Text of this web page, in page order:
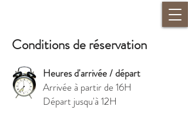
Conditions de réservation
Heures d'arrivée / départ
Arrivée à partir de 16H
Départ jusqu'à 12H